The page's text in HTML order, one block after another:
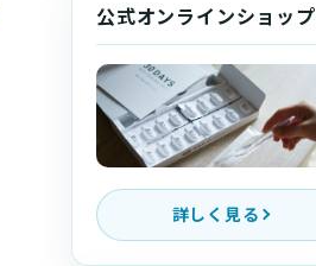
公式オンラインショップ
詳しく見る